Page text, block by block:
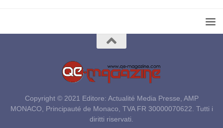
Copyright © 2021 Editore: Actualité Media Presse, AMP
MONACO, Principauté de Monaco, TVA FR 30000070622. Tutti i
diritti riservati.